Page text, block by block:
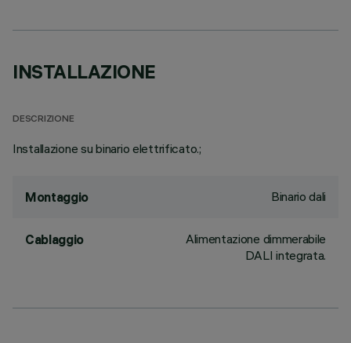
INSTALLAZIONE
DESCRIZIONE
Installazione su binario elettrificato.;
Montaggio Binario dali
Cablaggio
Alimentazione dimmerabile
DALI integrata.